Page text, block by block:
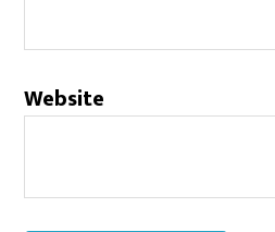
Website